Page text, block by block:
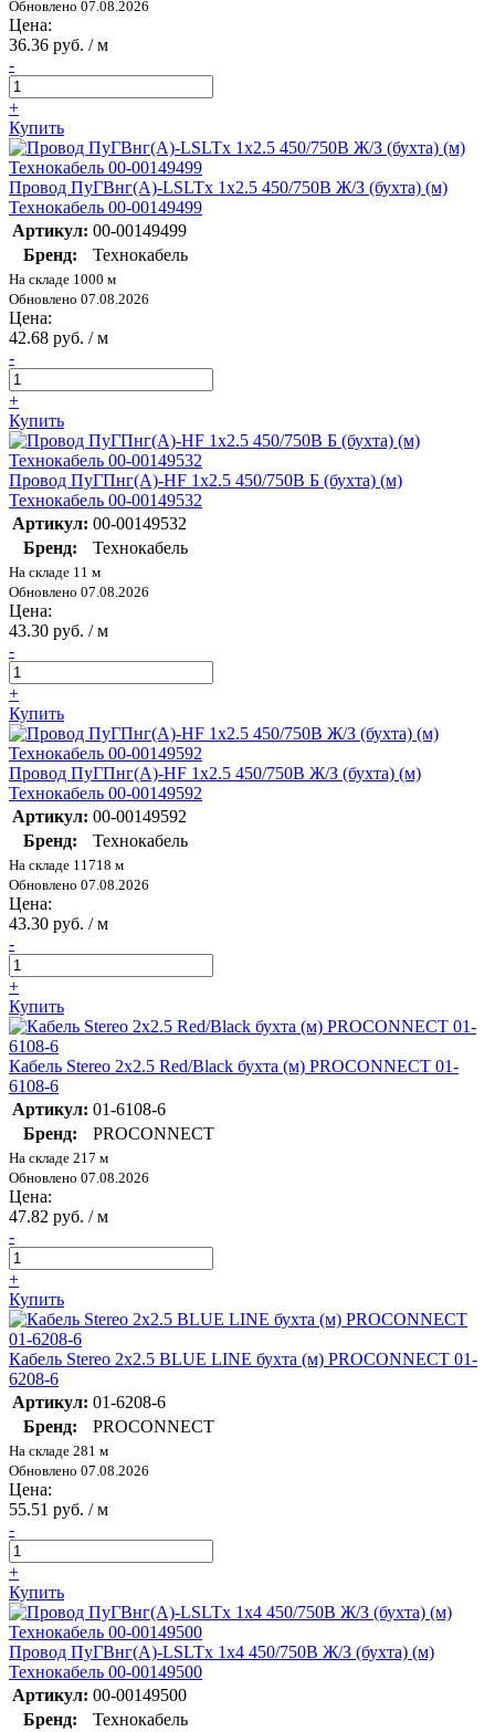
Обновлено 07.08.2026
Цена:
36.36 руб. / м
-
+
Купить
Провод ПуГВнг(А)-LSLTx 1х2.5 450/750В Ж/З (бухта) (м)
Технокабель 00-00149499
Артикул: 00-00149499
Бренд:
Технокабель
На складе 1000 м
Обновлено 07.08.2026
Цена:
42.68 руб. / м
-
+
Купить
Провод ПуГПнг(А)-HF 1х2.5 450/750В Б (бухта) (м)
Технокабель 00-00149532
Артикул: 00-00149532
Бренд:
Технокабель
На складе 11 м
Обновлено 07.08.2026
Цена:
43.30 руб. / м
-
+
Купить
Провод ПуГПнг(А)-HF 1х2.5 450/750В Ж/З (бухта) (м)
Технокабель 00-00149592
Артикул: 00-00149592
Бренд:
Технокабель
На складе 11718 м
Обновлено 07.08.2026
Цена:
43.30 руб. / м
-
+
Купить
Кабель Stereo 2х2.5 Red/Black бухта (м) PROCONNECT 01-
6108-6
Артикул: 01-6108-6
Бренд:
PROCONNECT
На складе 217 м
Обновлено 07.08.2026
Цена:
47.82 руб. / м
-
+
Купить
Кабель Stereo 2х2.5 BLUE LINE бухта (м) PROCONNECT 01-
6208-6
Артикул: 01-6208-6
Бренд:
PROCONNECT
На складе 281 м
Обновлено 07.08.2026
Цена:
55.51 руб. / м
-
+
Купить
Провод ПуГВнг(А)-LSLTx 1х4 450/750В Ж/З (бухта) (м)
Технокабель 00-00149500
Артикул: 00-00149500
Бренд:
Технокабель